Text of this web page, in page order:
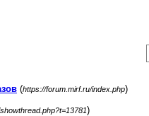
(https://forum.mirf.ru/index.php)
)